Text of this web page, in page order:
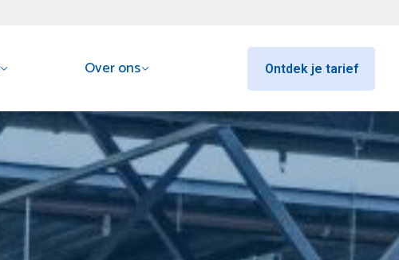
Over ons Ontdek je tarief